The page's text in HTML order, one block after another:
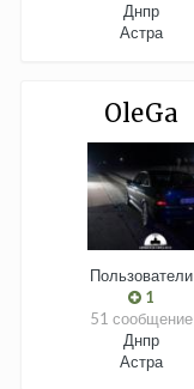
Днпр
Астра
OleGa
Пользователи
1
51 сообщение
Днпр
Астра